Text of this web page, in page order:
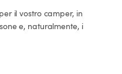
il vostro camper, in
e, naturalmente, i